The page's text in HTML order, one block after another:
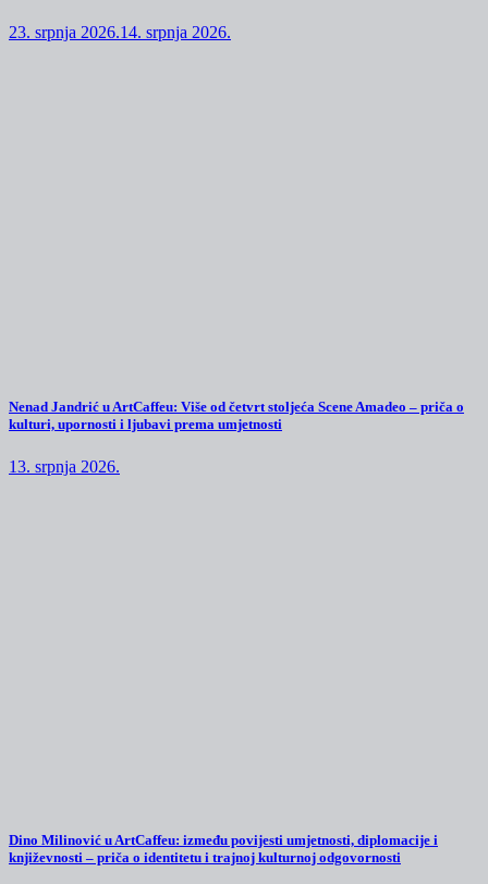
23. srpnja 2026.14. srpnja 2026.
Nenad Jandrić u ArtCaffeu: Više od četvrt stoljeća Scene Amadeo – priča o
kulturi, upornosti i ljubavi prema umjetnosti
13. srpnja 2026.
Dino Milinović u ArtCaffeu: između povijesti umjetnosti, diplomacije i
književnosti – priča o identitetu i trajnoj kulturnoj odgovornosti